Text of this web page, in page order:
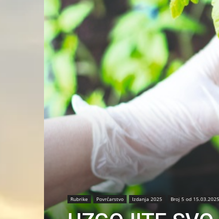
Rubrike Povrćarstvo Izdanja 2025 Broj 5 od